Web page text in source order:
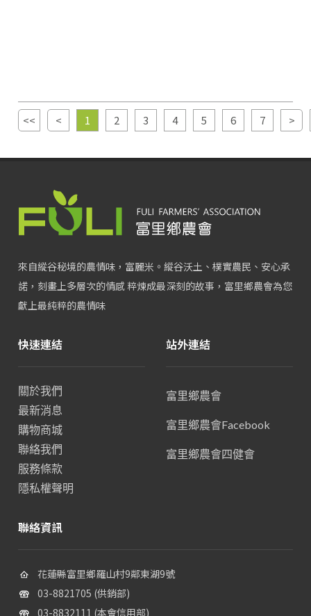
<< < 1 2 3 4 5 6 7 >
來自縱谷秘境的農情味，富麗米。縱谷沃土、樸實農民、安心承
諾，刻畫上多層次的情感 粹煉成最深刻的故事，富里鄉農會為您
獻上最純粹的農情味
快速連結
關於我們
最新消息
購物商城
聯絡我們
服務條款
隱私權聲明
站外連結
富里鄉農會
富里鄉農會Facebook
富里鄉農會四健會
聯絡資訊
花蓮縣富里鄉羅山村9鄰東湖9號
03-8821705 (供銷部)
03-8832111 (本會信用部)